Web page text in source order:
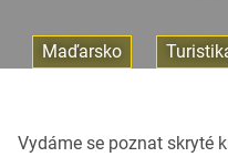
Maďarsko
Vydáme se poznat skryté